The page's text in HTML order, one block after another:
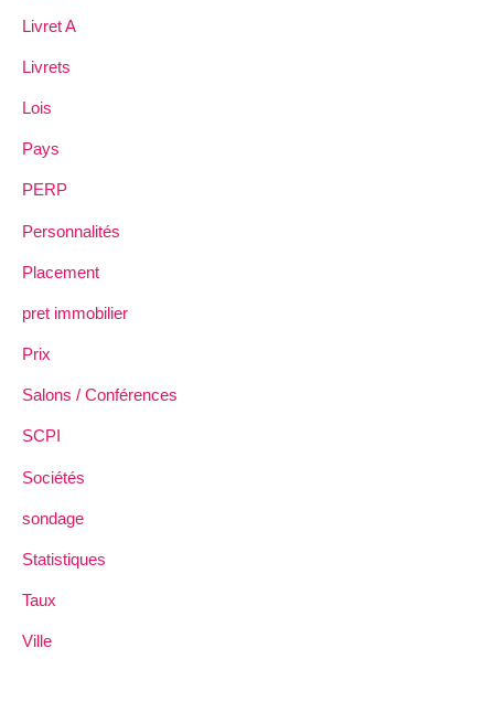
Livret A
Livrets
Lois
Pays
PERP
Personnalités
Placement
pret immobilier
Prix
Salons / Conférences
SCPI
Sociétés
sondage
Statistiques
Taux
Ville